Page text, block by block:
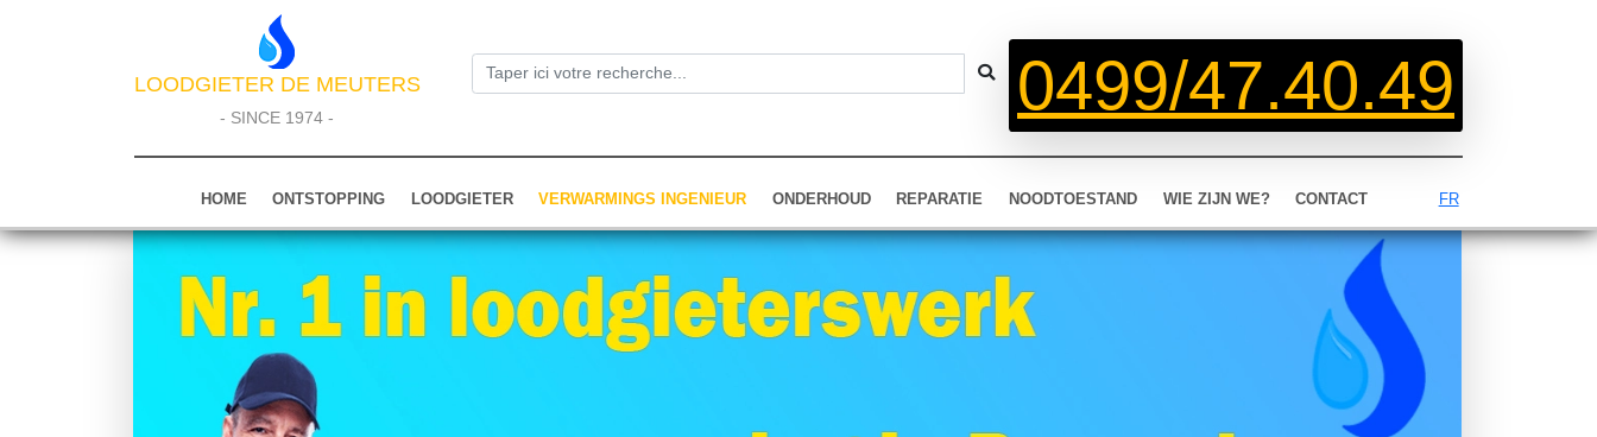
LOODGIETER DE MEUTERS
- SINCE 1974 - 0499/47.40.49
HOME ONTSTOPPING LOODGIETER VERWARMINGS INGENIEUR ONDERHOUD REPARATIE NOODTOESTAND WIE ZIJN WE? CONTACT FR